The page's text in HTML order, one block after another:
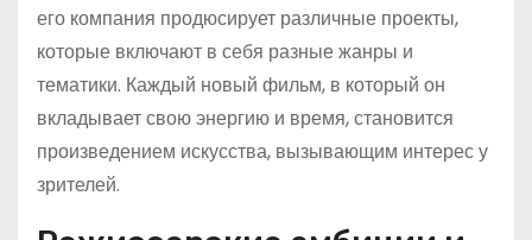
его компания продюсирует различные проекты,
которые включают в себя разные жанры и
тематики. Каждый новый фильм, в который он
вкладывает свою энергию и время, становится
произведением искусства, вызывающим интерес у
зрителей.